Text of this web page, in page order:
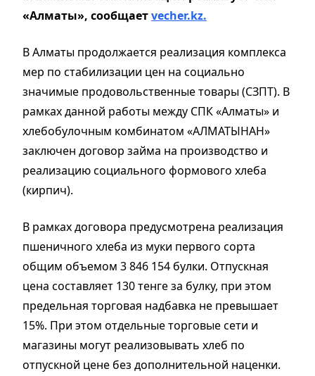
«Алматы», сообщаетvecher.kz.
В Алматы продолжается реализация комплекса
мер по стабилизации цен на социально
значимые продовольственные товары (СЗПТ). В
рамках данной работы между СПК «Алматы» и
хлебобулочным комбинатом «АЛМАТЫНАН»
заключен договор займа на производство и
реализацию социального формового хлеба
(кирпич).
В рамках договора предусмотрена реализация
пшеничного хлеба из муки первого сорта
общим объемом 3 846 154 булки. Отпускная
цена составляет 130 тенге за булку, при этом
предельная торговая надбавка не превышает
15%. При этом отдельные торговые сети и
магазины могут реализовывать хлеб по
отпускной цене без дополнительной наценки.